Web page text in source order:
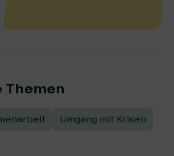
Umgang mit Krisen